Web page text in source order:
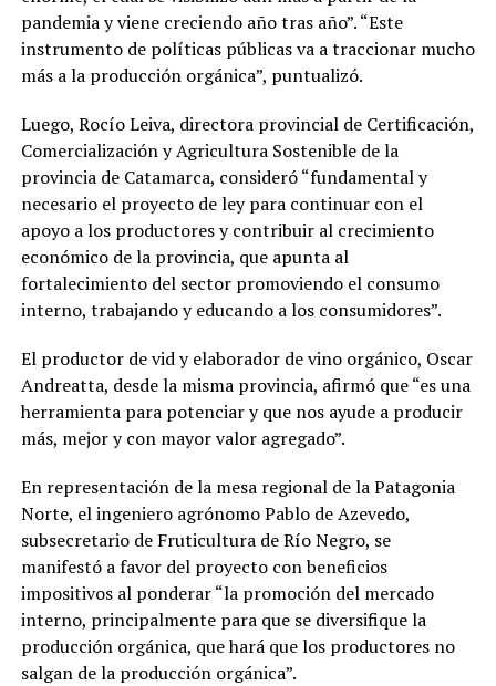
pandemia y viene creciendo año tras año”. “Este
instrumento de políticas públicas va a traccionar mucho
más a la producción orgánica”, puntualizó.
Luego, Rocío Leiva, directora provincial de Certificación,
Comercialización y Agricultura Sostenible de la
provincia de Catamarca, consideró “fundamental y
necesario el proyecto de ley para continuar con el
apoyo a los productores y contribuir al crecimiento
económico de la provincia, que apunta al
fortalecimiento del sector promoviendo el consumo
interno, trabajando y educando a los consumidores”.
El productor de vid y elaborador de vino orgánico, Oscar
Andreatta, desde la misma provincia, afirmó que “es una
herramienta para potenciar y que nos ayude a producir
más, mejor y con mayor valor agregado”.
En representación de la mesa regional de la Patagonia
Norte, el ingeniero agrónomo Pablo de Azevedo,
subsecretario de Fruticultura de Río Negro, se
manifestó a favor del proyecto con beneficios
impositivos al ponderar “la promoción del mercado
interno, principalmente para que se diversifique la
producción orgánica, que hará que los productores no
salgan de la producción orgánica”.